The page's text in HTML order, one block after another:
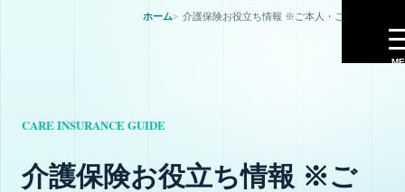
介護保険お役立ち情報 ※ご
ホーム 介護保険お役立ち情報 ※ご本人・ご家族様向け
重要事項説明書・居宅介護支援
ケアプラン作成・居宅介護支援の相談